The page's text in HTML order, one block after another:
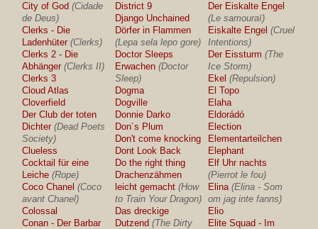
City of God (Cidade
de Deus)
Clerks - Die
Ladenhüter (Clerks)
Clerks 2 - Die
Abhänger (Clerks II)
Clerks 3
Cloud Atlas
Cloverfield
Der Club der toten
Dichter (Dead Poets
Society)
Clueless
Cocktail für eine
Leiche (Rope)
Coco Chanel (Coco
avant Chanel)
Colossal
Conan - Der Barbar
District 9
Django Unchained
Dörfer in Flammen
(Lepa sela lepo gore)
Doctor Sleeps
Erwachen (Doctor
Sleep)
Dogma
Dogville
Donnie Darko
Don´s Plum
Don't come knocking
Dont Look Back
Do the right thing
Drachenzähmen
leicht gemacht (How
to Train Your Dragon)
Das dreckige
Dutzend (The Dirty
Der Eiskalte Engel
(Le samouraï)
Eiskalte Engel (Cruel
Intentions)
Der Eissturm (The
Ice Storm)
Ekel (Repulsion)
El Topo
Elaha
Eldorádó
Election
Elementarteilchen
Elephant
Elf Uhr nachts
(Pierrot le fou)
Elina (Elina - Som
om jag inte fanns)
Elio
Elite Squad - Im